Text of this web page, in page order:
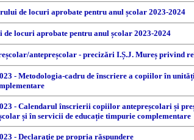
de locuri aprobate pentru anul școlar 2023-2024
locuri aprobate pentru anul școlar 2023-2024
antepreșcolar - precizări I.Ș.J. Mureș privind
- Metodologia-cadru de înscriere a copiilor în
- Calendarul înscrierii copiilor antepreșcolari și
și în servicii de educație timpurie complementare
- Declaraţie pe propria răspundere